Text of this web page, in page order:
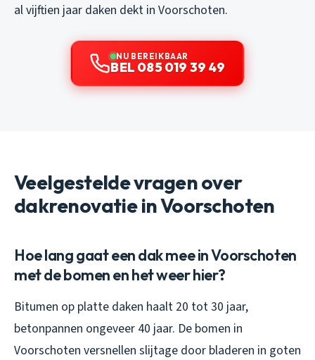
al vijftien jaar daken dekt in Voorschoten.
NU BEREIKBAAR
BEL 085 019 39 49
Veelgestelde vragen over
dakrenovatie in Voorschoten
Hoe lang gaat een dak mee in Voorschoten
met de bomen en het weer hier?
Bitumen op platte daken haalt 20 tot 30 jaar,
betonpannen ongeveer 40 jaar. De bomen in
Voorschoten versnellen slijtage door bladeren in goten